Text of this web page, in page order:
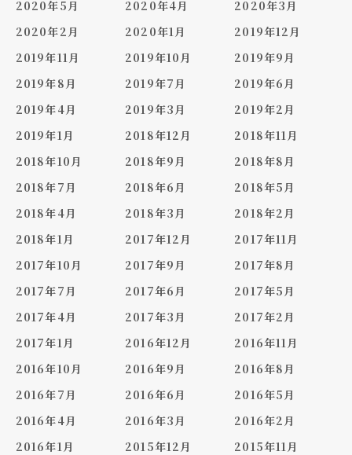
2020年5月
2020年4月
2020年3月
2020年2月
2020年1月
2019年12月
2019年11月
2019年10月
2019年9月
2019年8月
2019年7月
2019年6月
2019年4月
2019年3月
2019年2月
2019年1月
2018年12月
2018年11月
2018年10月
2018年9月
2018年8月
2018年7月
2018年6月
2018年5月
2018年4月
2018年3月
2018年2月
2018年1月
2017年12月
2017年11月
2017年10月
2017年9月
2017年8月
2017年7月
2017年6月
2017年5月
2017年4月
2017年3月
2017年2月
2017年1月
2016年12月
2016年11月
2016年10月
2016年9月
2016年8月
2016年7月
2016年6月
2016年5月
2016年4月
2016年3月
2016年2月
2016年1月
2015年12月
2015年11月